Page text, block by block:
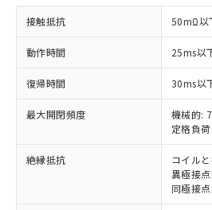
接触抵抗 50mΩ以
動作時間 25ms以
復帰時間 30ms以
最大開閉頻度
機械的:
定格負
絶縁抵抗
コイル
異極接
同極接
ご利用条件
以下の条件をお読みいただ
ご利用ください。
本サービスは、当社制
商品の当社在庫状況
(税抜)を提供させてい
当社制御機器事業取
本サービスの対象外
ことをご了承くださ
有に対応した製品に切り替
商品です。
対応予定なし：EU RoHS
非含有に非対応の商品で、
定はありません。
調査・確認中：EU RoHS
非含有の対応状況を調査中
非該当品：ライセンス料な
害物質有無と関係のない商
仕入先様の事情により、非
いたものが、含有品と判明
※1 中国RoHS○×表
「○」：最大均質材料含有
基準値以下であることを示
「×」：最大均質材料含有
基準値を超えていることを
当社は、これら貴社